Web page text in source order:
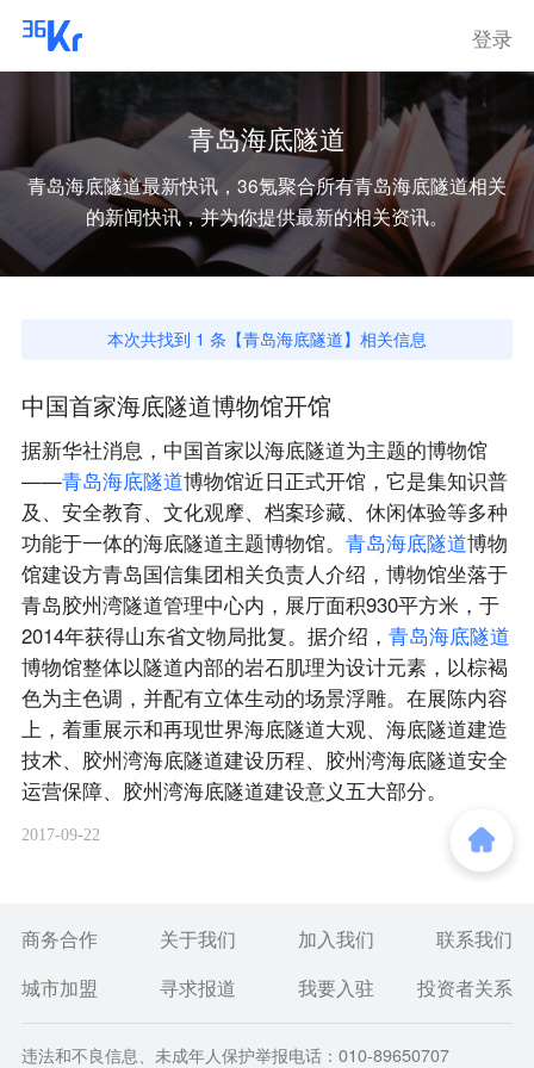
登录
青岛海底隧道
青岛海底隧道最新快讯，36氪聚合所有青岛海底隧道相关
的新闻快讯，并为你提供最新的相关资讯。
本次共找到 1 条【青岛海底隧道】相关信息
中国首家海底隧道博物馆开馆
据新华社消息，中国首家以海底隧道为主题的博物馆
——青岛海底隧道博物馆近日正式开馆，它是集知识普
及、安全教育、文化观摩、档案珍藏、休闲体验等多种
功能于一体的海底隧道主题博物馆。 青岛海底隧道博物
馆建设方青岛国信集团相关负责人介绍，博物馆坐落于
青岛胶州湾隧道管理中心内，展厅面积930平方米，于
2014年获得山东省文物局批复。据介绍， 青岛海底隧道
博物馆整体以隧道内部的岩石肌理为设计元素，以棕褐
色为主色调，并配有立体生动的场景浮雕。在展陈内容
上，着重展示和再现世界海底隧道大观、海底隧道建造
技术、胶州湾海底隧道建设历程、胶州湾海底隧道安全
运营保障、胶州湾海底隧道建设意义五大部分。
2017-09-22
商务合作 关于我们 加入我们
联系我们
城市加盟
寻求报道 我要入驻 投资者关系
违法和不良信息、未成年人保护举报电话：010-89650707